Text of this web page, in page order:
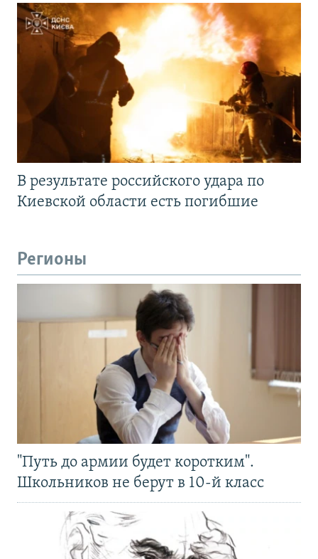
В результате российского удара по
Киевской области есть погибшие
Регионы
"Путь до армии будет коротким".
Школьников не берут в 10-й класс